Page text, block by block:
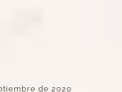
de 2020